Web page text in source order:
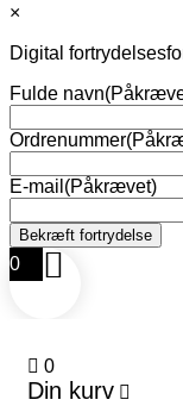
×
Digital
Fulde navn
Ordrenummer
E-mail (Påkrævet)
0
0
Din kurv